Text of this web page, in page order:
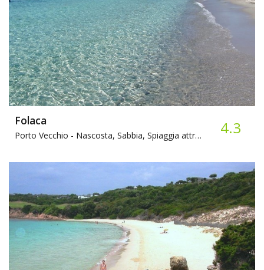
Folaca
Porto Vecchio - Nascosta, Sabbia, Spiaggia attrezzata 4.3